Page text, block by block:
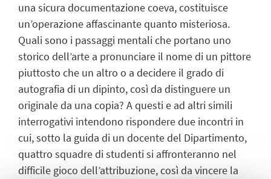
una sicura documentazione coeva, costituisce
un’operazione affascinante quanto misteriosa.
Quali sono i passaggi mentali che portano uno
storico dell’arte a pronunciare il nome di un pittore
piuttosto che un altro o a decidere il grado di
autografia di un dipinto, così da distinguere un
originale da una copia? A questi e ad altri simili
interrogativi intendono rispondere due incontri in
cui, sotto la guida di un docente del Dipartimento,
quattro squadre di studenti si affronteranno nel
difficile gioco dell’attribuzione, così da vincere la